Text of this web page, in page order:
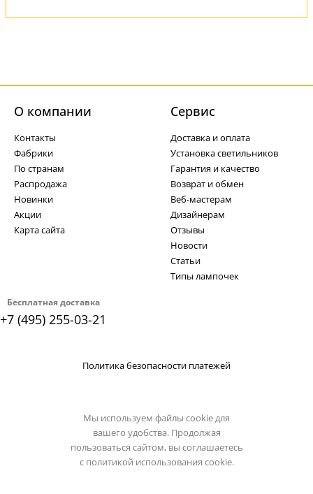
Бесплатная доставка
+7 (495) 255-03-21
О компании
Контакты
Фабрики
По странам
Распродажа
Новинки
Акции
Карта сайта
Cервис
Доставка и оплата
Установка светильников
Гарантия и качество
Возврат и обмен
Веб-мастерам
Дизайнерам
Отзывы
Новости
Статьи
Типы лампочек
Политика безопасности платежей
Мы используем файлы cookie для
вашего удобства. Продолжая
пользоваться сайтом, вы соглашаетесь
с политикой использования cookie.